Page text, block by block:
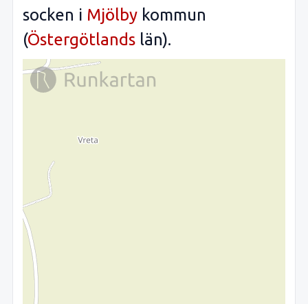
socken i Mjölby kommun
(Östergötlands län).